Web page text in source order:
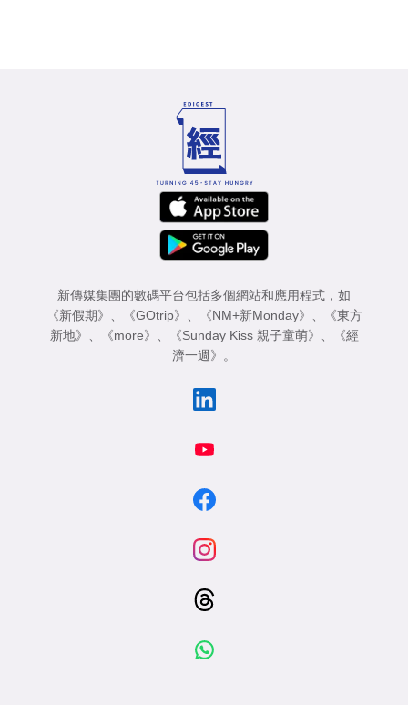
新傳媒集團的數碼平台包括多個網站和應用程式，如
《新假期》
《GOtrip》 《NM+新Monday》
《東方
新地》
《more》 《Sunday Kiss 親子童萌》
《經
濟一週》
。